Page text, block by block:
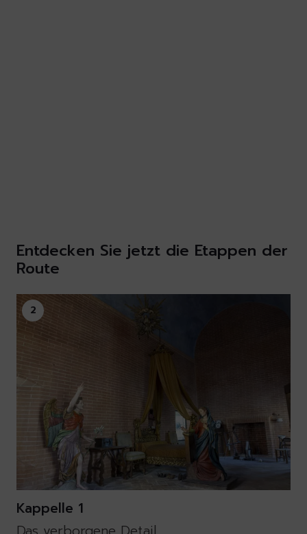
Entdecken Sie jetzt die Etappen der
Route
2
Kappelle 1